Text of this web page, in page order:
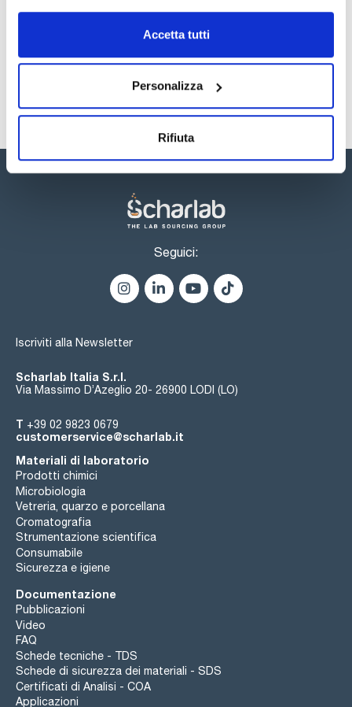
Accetta tutti
Personalizza
Rifiuta
Seguici:
Iscriviti alla Newsletter
Scharlab Italia S.r.l.
Via Massimo D’Azeglio 20- 26900 LODI (LO)
T +39 02 9823 0679
customerservice@scharlab.it
Materiali di laboratorio
Prodotti chimici
Microbiologia
Vetreria, quarzo e porcellana
Cromatografia
Strumentazione scientifica
Consumabile
Sicurezza e igiene
Documentazione
Pubblicazioni
Video
FAQ
Schede tecniche - TDS
Schede di sicurezza dei materiali - SDS
Certificati di Analisi - COA
Applicazioni